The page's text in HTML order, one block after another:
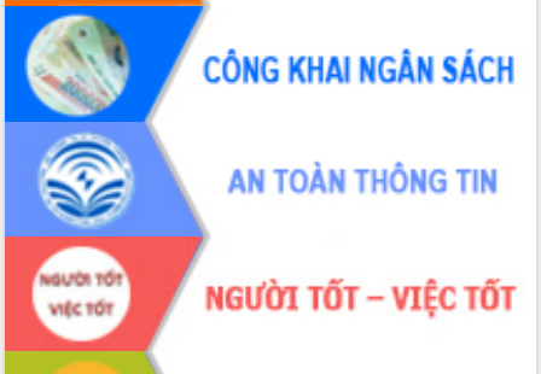
Tháo gỡ những vướng mắc, đẩy mạnh
công tác cải cách thủ tục hành chính
tại Trung tâm Phục vụ hành chính
công tỉnh
Đắk Lắk: Tôn vinh 46 giải pháp tại Hội
thi Sáng tạo Kỹ thuật 2024 - 2025
Đắk Lắk rà soát, điều chỉnh Đề án 190
về phát triển nuôi trồng thủy sản
Phó Chủ tịch UBND tỉnh Đắk Lắk
Trương Công Thái kiểm tra thực địa
Dự án cao tốc Khánh Hòa - Buôn Ma
Thuột
Định vị cà phê Việt Nam như một “di
sản sống” trong dòng chảy toàn cầu